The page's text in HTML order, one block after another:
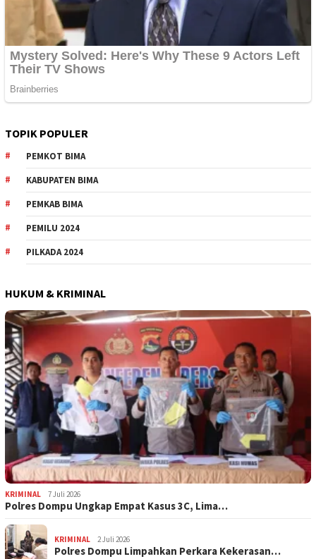
TOPIK POPULER
PEMKOT BIMA
KABUPATEN BIMA
PEMKAB BIMA
PEMILU 2024
PILKADA 2024
HUKUM & KRIMINAL
KRIMINAL 7 Juli 2026
Polres Dompu Ungkap Empat Kasus 3C, Lima…
KRIMINAL 2 Juli 2026
Polres Dompu Limpahkan Perkara Kekerasan…